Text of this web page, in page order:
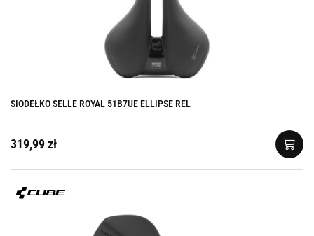
SIODEŁKO SELLE ROYAL 51B7UE ELLIPSE REL
319,99 zł